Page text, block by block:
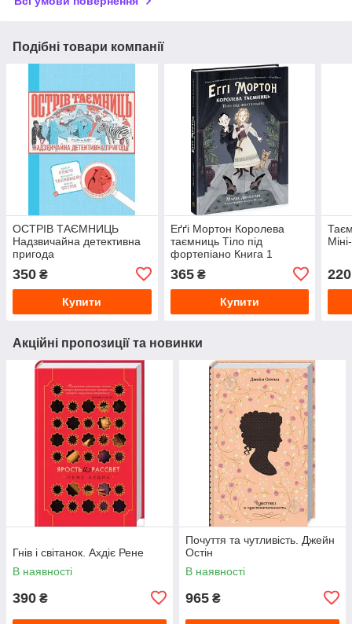
Подібні товари компанії
ОСТРІВ ТАЄМНИЦЬ
Надзвичайна детективна
пригода
350 ₴
Купити
Еґґі Мортон Королева
таємниць Тіло під
фортепіано Книга 1
365₴
Купити
220
Акційні пропозиції та новинки
Гнів і світанок. Ахдіє Рене
В наявності
390 ₴
Почуття та чутливість. Джейн
Остін
В наявності
965 ₴